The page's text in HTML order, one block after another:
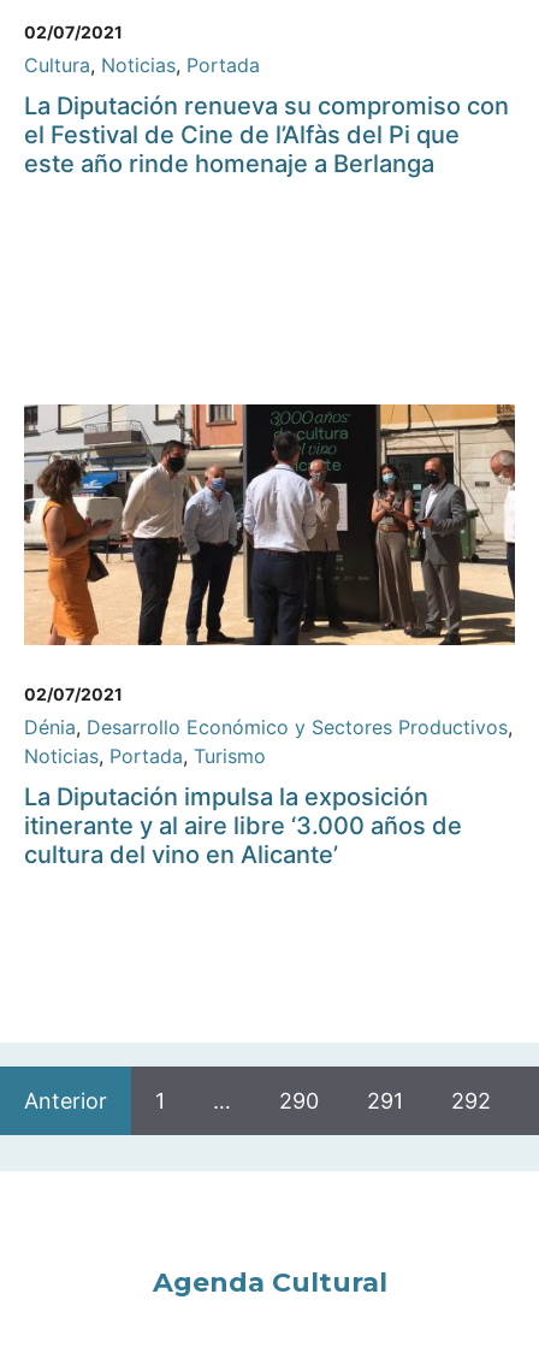
02/07/2021
Cultura, Noticias, Portada
La Diputación renueva su compromiso con
el Festival de Cine de l’Alfàs del Pi que
este año rinde homenaje a Berlanga
02/07/2021
Dénia, Desarrollo Económico y Sectores Productivos,
Noticias, Portada, Turismo
La Diputación impulsa la exposición
itinerante y al aire libre ‘3.000 años de
cultura del vino en Alicante’
Anterior 1 … 290 291 292
Agenda Cultural